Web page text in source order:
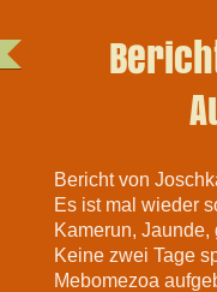
Bericht von
Es ist mal wieder
Kamerun, Jaunde,
Keine zwei Tage
Mebomezoa